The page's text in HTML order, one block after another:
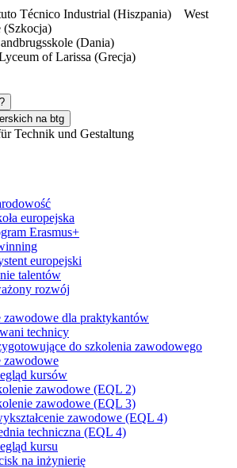
Técnico Industrial (Hiszpania) West
(Szkocja)
(Dania)
of Larissa (Grecja)
na btg
Technik und Gestaltung
europejska
Erasmus+
europejski
talentów
rozwój
zawodowe dla praktykantów
technicy
do szkolenia zawodowego
zawodowe
kursów
zawodowe (EQL 2)
zawodowe (EQL 3)
zawodowe (EQL 4)
techniczna (EQL 4)
kursu
na inżynierię